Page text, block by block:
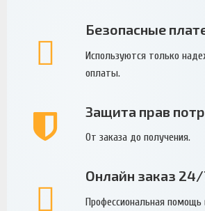
Безопасные
Используются только
оплаты.
Защита прав
От заказа до получения.
Онлайн заказ
Профессиональная помощь